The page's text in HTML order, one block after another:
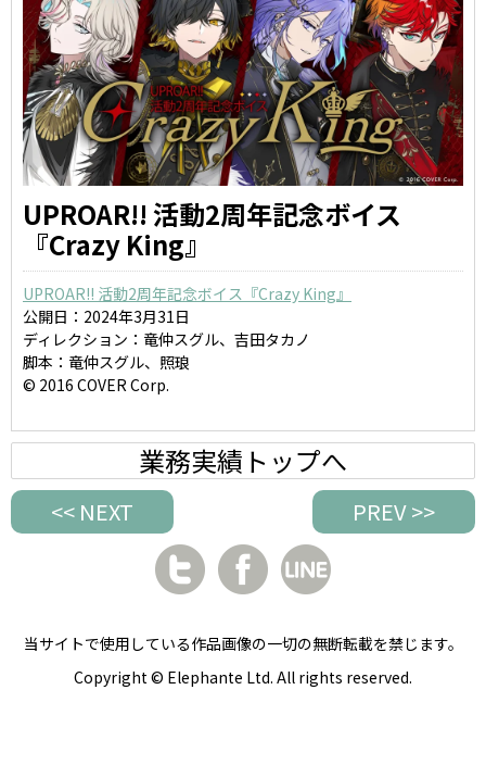
UPROAR!! 活動2周年記念ボイス
『Crazy King』
UPROAR!! 活動2周年記念ボイス『Crazy King』
公開日：2024年3月31日
ディレクション：竜仲スグル、吉田タカノ
脚本：竜仲スグル、照琅
© 2016 COVER Corp.
業務実績トップへ
<< NEXT PREV >>
当サイトで使用している作品画像の一切の無断転載を禁じます。
Copyright © Elephante Ltd. All rights reserved.